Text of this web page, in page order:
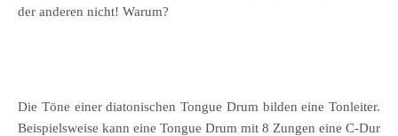
der anderen nicht! Warum?
Die Töne einer diatonischen Tongue Drum bilden eine Tonleiter.
Beispielsweise kann eine Tongue Drum mit 8 Zungen eine C-Dur